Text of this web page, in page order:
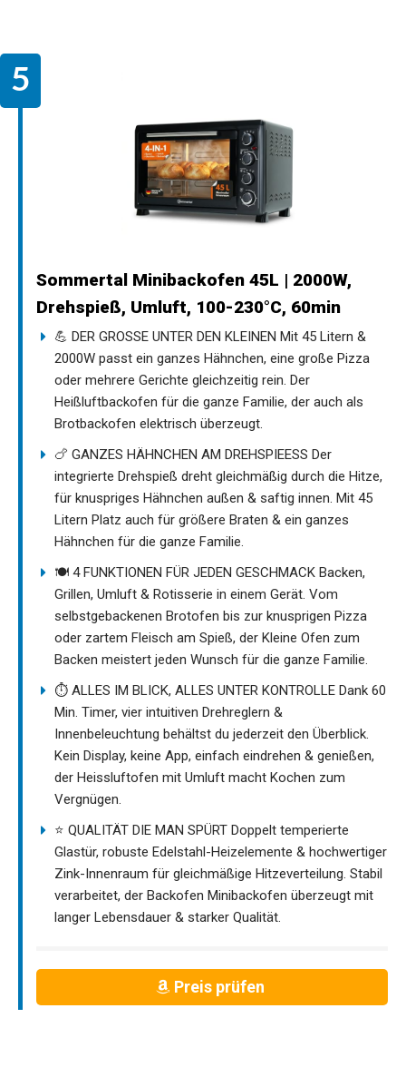
Sommertal Minibackofen 45L | 2000W,
Drehspieß, Umluft, 100-230°C, 60min
💪 DER GROSSE UNTER DEN KLEINEN Mit 45 Litern &
2000W passt ein ganzes Hähnchen, eine große Pizza
oder mehrere Gerichte gleichzeitig rein. Der
Heißluftbackofen für die ganze Familie, der auch als
Brotbackofen elektrisch überzeugt.
🍗 GANZES HÄHNCHEN AM DREHSPIEESS Der
integrierte Drehspieß dreht gleichmäßig durch die Hitze,
für knuspriges Hähnchen außen & saftig innen. Mit 45
Litern Platz auch für größere Braten & ein ganzes
Hähnchen für die ganze Familie.
🍽️ 4 FUNKTIONEN FÜR JEDEN GESCHMACK Backen,
Grillen, Umluft & Rotisserie in einem Gerät. Vom
selbstgebackenen Brotofen bis zur knusprigen Pizza
oder zartem Fleisch am Spieß, der Kleine Ofen zum
Backen meistert jeden Wunsch für die ganze Familie.
⏱️ ALLES IM BLICK, ALLES UNTER KONTROLLE Dank 60
Min. Timer, vier intuitiven Drehreglern &
Innenbeleuchtung behältst du jederzeit den Überblick.
Kein Display, keine App, einfach eindrehen & genießen,
der Heissluftofen mit Umluft macht Kochen zum
Vergnügen.
⭐ QUALITÄT DIE MAN SPÜRT Doppelt temperierte
Glastür, robuste Edelstahl-Heizelemente & hochwertiger
Zink-Innenraum für gleichmäßige Hitzeverteilung. Stabil
verarbeitet, der Backofen Minibackofen überzeugt mit
langer Lebensdauer & starker Qualität.
Preis prüfen